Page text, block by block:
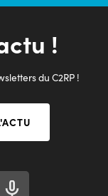
2023 | 24 mins
!
du C2RP !